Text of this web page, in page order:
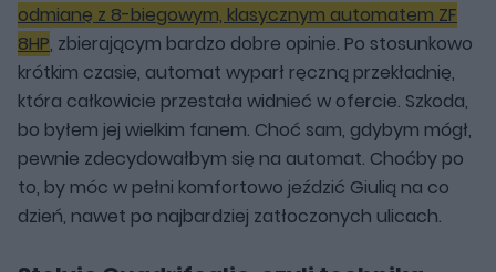
odmianę z 8-biegowym, klasycznym automatem ZF
8HP, zbierającym bardzo dobre opinie. Po stosunkowo
krótkim czasie, automat wyparł ręczną przekładnię,
która całkowicie przestała widnieć w ofercie. Szkoda,
bo byłem jej wielkim fanem. Choć sam, gdybym mógł,
pewnie zdecydowałbym się na automat. Choćby po
to, by móc w pełni komfortowo jeździć Giulią na co
dzień, nawet po najbardziej zatłoczonych ulicach.